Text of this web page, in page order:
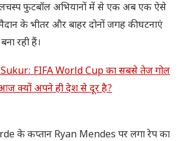
फुटबॉल अभियानों में से एक अब एक ऐसे
के भीतर और बाहर दोनों जगह की घटनाएं
रही हैं।
FIFA World Cup का सबसे तेज गोल
आज क्यों अपने ही देश से दूर है?
के कप्तान Ryan Mendes पर लगा रेप का